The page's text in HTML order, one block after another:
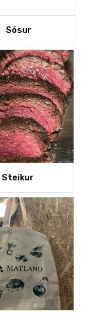
Sósur
Steikur